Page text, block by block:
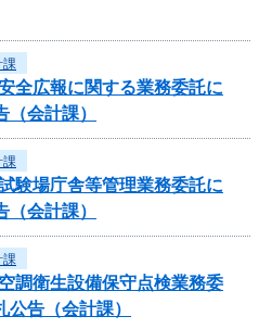
課
全広報に関する業務委託に
会計課）
課
験場庁舎等管理業務委託に
会計課）
課
調衛生設備保守点検業務委
告（会計課）